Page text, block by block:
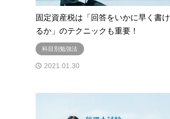
固定資産税は「回答をいかに早く書け
るか」のテクニックも重要！
科目別勉強法
2021.01.30